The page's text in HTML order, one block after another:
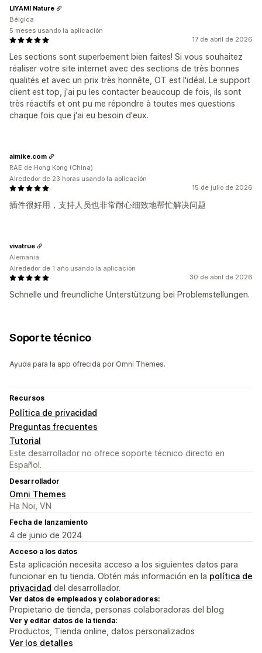
17 de abril de 2026
Les sections sont superbement bien faites! Si vous souhaitez
réaliser votre site internet avec des sections de très bonnes
qualités et avec un prix très honnête, OT est l'idéal. Le support
client est top, j'ai pu les contacter beaucoup de fois, ils sont
très réactifs et ont pu me répondre à toutes mes questions
chaque fois que j'ai eu besoin d'eux.
LIYAMI Nature
Bélgica
5 meses usando la aplicación
15 de julio de 2026
插件很好用，支持人员也非常耐心细致地帮忙解决问题
aimike.com
RAE de Hong Kong (China)
Alrededor de 23 horas usando la aplicación
30 de abril de 2026
Schnelle und freundliche Unterstützung bei Problemstellungen.
vivatrue
Alemania
Alrededor de 1 año usando la aplicación
Soporte técnico
Ayuda para la app ofrecida por Omni Themes.
Recursos
Política de privacidad
Preguntas frecuentes
Tutorial
Este desarrollador no ofrece soporte técnico directo en
Español.
Desarrollador
Omni Themes
Ha Noi, VN
Fecha de lanzamiento
4 de junio de 2024
Acceso a los datos
Esta aplicación necesita acceso a los siguientes datos para
funcionar en tu tienda. Obtén más información en la política de
privacidad del desarrollador.
Ver datos de empleados y colaboradores:
Propietario de tienda, personas colaboradoras del blog
Ver y editar datos de la tienda:
Productos, Tienda online, datos personalizados
Ver los detalles